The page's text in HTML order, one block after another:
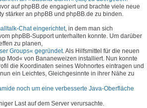
auf phpBB.de engagiert und brachte viele neue
stärker an phpBB und phpBB.de zu binden.
Chat eingerichtet, in dem man sich
phpBB-Support unterhalten konnte. Um darüber
zu planen,
Groups« gegründet. Als Hilfsmittel für die neuen
Mod« von Bananeweizen installiert. Nun konnte
die Koordinaten seines Wohnortes eintragen und
ein Leichtes, Gleichgesinnte in ihrer Nähe zu
noch um eine verbesserte Java-Oberfläche
Last auf dem Server verursachte.